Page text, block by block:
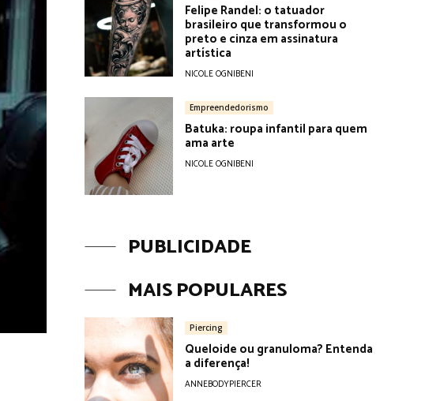
Felipe Randel: o tatuador
brasileiro que transformou o
preto e cinza em assinatura
artística
NICOLE OGNIBENI
Empreendedorismo
Batuka: roupa infantil para quem
ama arte
NICOLE OGNIBENI
PUBLICIDADE
MAIS POPULARES
Piercing
Queloide ou granuloma? Entenda
a diferença!
ANNEBODYPIERCER